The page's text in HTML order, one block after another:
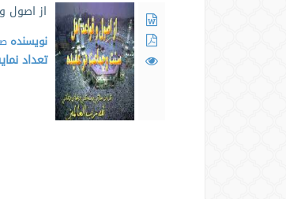
از اصول
نویسنده
تعداد